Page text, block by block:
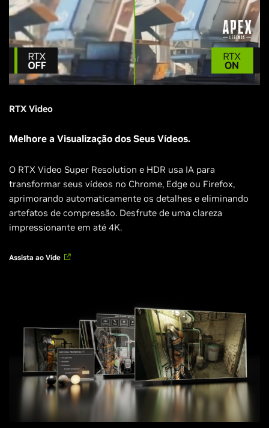
RTX Video
Melhore a Visualização dos Seus Vídeos.
O RTX Video Super Resolution e HDR usa IA para
transformar seus vídeos no Chrome, Edge ou Firefox,
aprimorando automaticamente os detalhes e eliminando
artefatos de compressão. Desfrute de uma clareza
impressionante em até 4K.
Assista ao Víde